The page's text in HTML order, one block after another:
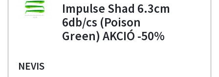
Impulse Shad 6.3cm
6db/cs (Poison
Green) AKCIÓ -50%
NEVIS